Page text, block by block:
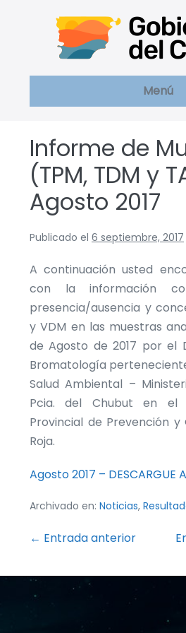
Menú
Informe de
(TPM, TDM y
Agosto 2017
Publicado el 6 septiembre, 2017
A continuación usted
con la información
presencia/ausencia y
y VDM en las muestras
de Agosto de 2017 por el
Bromatología
Salud Ambiental –
Pcia. del Chubut en el
Provincial de Prevención
Roja.
Agosto 2017 – DESCARGUE
Archivado en: Noticias,
Navegación
entradas
← Entrada anterior